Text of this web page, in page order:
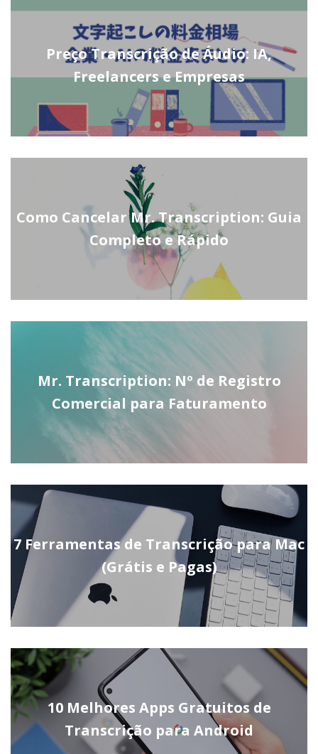
Preço Transcrição de Áudio: IA,
Freelancers e Empresas
Como Cancelar Mr. Transcription: Guia
Completo e Rápido
Mr. Transcription: Nº de Registro
Comercial para Faturamento
7 Ferramentas de Transcrição para Mac
(Grátis e Pagas)
10 Melhores Apps Gratuitos de
Transcrição para Android